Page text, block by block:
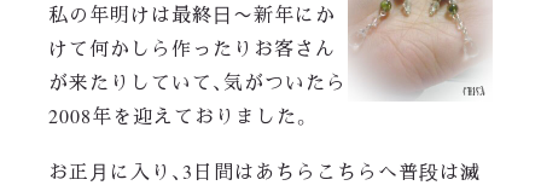
私の年明けは最終日〜新年にか
けて何かしら作ったりお客さん
が来たりしていて、気がついたら
2008年を迎えておりました。
お正月に入り、3日間はあちらこちらへ普段は滅